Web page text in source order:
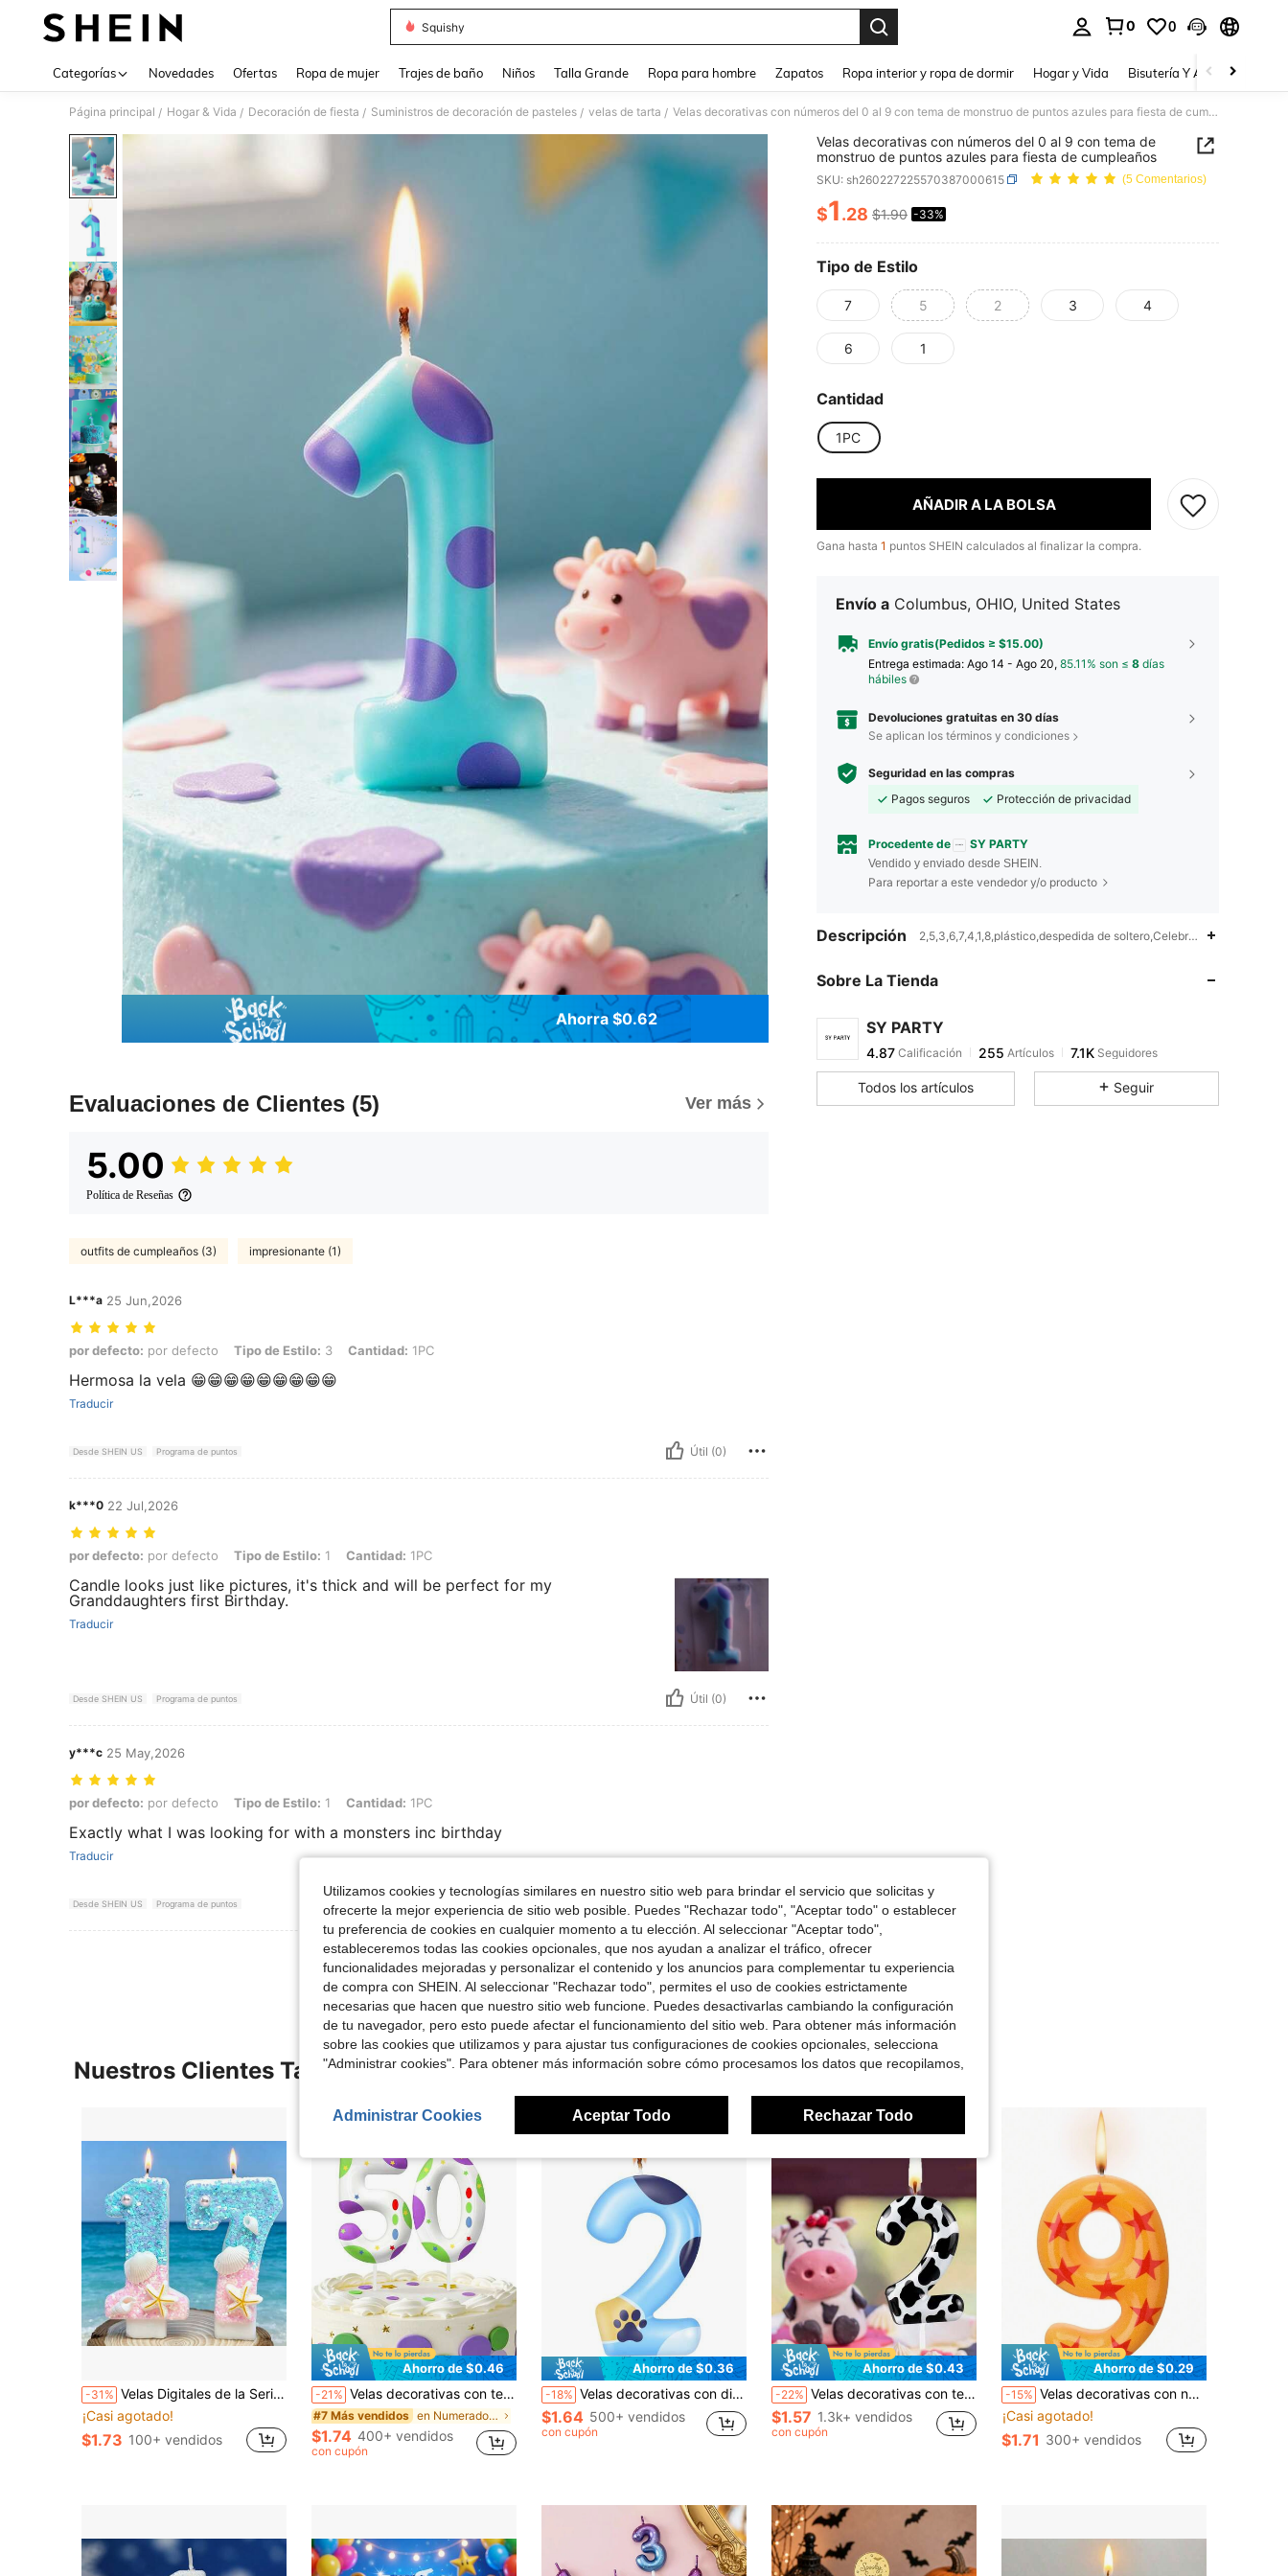
Squishy
0 0
Categorías Novedades Ofertas Ropa de mujer Trajes de baño Niños Talla Grande Ropa para hombre Zapatos Ropa interior y ropa de dormir Hogar y Vida Bisutería Y Accesorios
Página principal / Hogar & Vida / Decoración de fiesta / Suministros de decoración de pasteles / velas de tarta / Velas decorativas con números del 0 al 9 con tema de monstruo de puntos azules para fiesta de cumpleaños
Ahorra $0.62
Evaluaciones de Clientes (5) Ver más
5.00
Política de Reseñas
outfits de cumpleaños (3) impresionante (1)
L***a 25 Jun,2026
por defecto: por defecto, Tipo de Estilo: 3, Cantidad: 1PC
por defecto: por defecto Tipo de Estilo: 3 Cantidad: 1PC
Hermosa la vela 😁😁😁😁😁😁😁😁😁
Traducir
Desde SHEIN US Programa de puntos Útil (0)
k***0 22 Jul,2026
por defecto: por defecto, Tipo de Estilo: 1, Cantidad: 1PC
por defecto: por defecto Tipo de Estilo: 1 Cantidad: 1PC
Candle looks just like pictures, it's thick and will be perfect for my
Granddaughters first Birthday.
Traducir
Desde SHEIN US Programa de puntos Útil (0)
y***c 25 May,2026
por defecto: por defecto, Tipo de Estilo: 1, Cantidad: 1PC
por defecto: por defecto Tipo de Estilo: 1 Cantidad: 1PC
Exactly what I was looking for with a monsters inc birthday
Traducir
Desde SHEIN US Programa de puntos Útil (0)
Ver Más Reseñas
Velas decorativas con números del 0 al 9 con tema de
monstruo de puntos azules para fiesta de cumpleaños
SKU: sh260227225570387000615 (5 Comentarios)
PRICE AND AVAILABILITY
$1.28 $1.90 -33%
Tipo de Estilo
7 5 2 3 4
6 1
Cantidad
1PC
AÑADIR A LA BOLSA
Gana hasta 1 puntos SHEIN calculados al finalizar la compra.
Envío a Columbus, OHIO, United States
Envío gratis(Pedidos ≥ $15.00)
Entrega estimada: Ago 14 - Ago 20, 85.11% son ≤ 8 días
hábiles
Devoluciones gratuitas en 30 días
Se aplican los términos y condiciones
Seguridad en las compras
Pagos seguros
Protección de privacidad
Procedente de SY PARTY
Vendido y enviado desde SHEIN.
Para reportar a este vendedor y/o producto
Descripción 2,5,3,6,7,4,1,8,plástico,despedida de soltero,Celebración de días
Sobre La Tienda
SY PARTY
4.87
4.87 Calificación
m***4pagó Hace 1 día
4.87
Todos los artículos Seguir
Nuestros Clientes También Vieron
-31% Velas Digitales de la Serie Oceánica Azul Playa 0-9, Adecuadas para Adornos de Pastel de Cumpleaños, Fiestas Festivas, Fiestas de Cumpleaños, Fiestas para Adultos, Ceremonias de Graduación
¡Casi agotado!
$1.73 100+ vendidos
Ahorro de $0.46
-21% Velas decorativas con tema de cumpleaños de aniversario de estilo anime con lunares y números del 0 al 9, color morado y verde
#7 Más vendidos en Numerado Velas para pastel de cumpleaños
$1.74 400+ vendidos
con cupón
Ahorro de $0.36
-18% Velas decorativas con diseño de pata de perro azul y pata de gato con números del 0 al 9 para fiesta de cumpleaños, tema de mascotas, de vuelta a la escuela, Día de San Valentín
$1.64 500+ vendidos
con cupón
Ahorro de $0.43
-22% Velas decorativas con temática de animales para celebración de cumpleaños o aniversario, con estampado de manchas de vaca en blanco y negro y números del 0 al 9
$1.57 1.3k+ vendidos
con cupón
Ahorro de $0.29
-15% Velas decorativas con números del 0 al 9 en forma de estrellas naranjas y tema de dibujos animados para decorar tartas de cumpleaños
¡Casi agotado!
$1.71 300+ vendidos
Utilizamos cookies y tecnologías similares en nuestro sitio web para brindar el servicio que solicitas y
ofrecerte la mejor experiencia de sitio web posible. Puedes "Rechazar todo", "Aceptar todo" o establecer
tu preferencia de cookies en cualquier momento a tu elección. Al seleccionar "Aceptar todo",
estableceremos todas las cookies opcionales, que nos ayudan a analizar el tráfico, ofrecer
funcionalidades mejoradas y personalizar el contenido y los anuncios para complementar tu experiencia
de compra con SHEIN. Al seleccionar "Rechazar todo", permites el uso de cookies estrictamente
necesarias que hacen que nuestro sitio web funcione. Puedes desactivarlas cambiando la configuración
de tu navegador, pero esto puede afectar el funcionamiento del sitio web. Para obtener más información
sobre las cookies que utilizamos y para ajustar tus configuraciones de cookies opcionales, selecciona
"Administrar cookies". Para obtener más información sobre cómo procesamos los datos que recopilamos,
Administrar Cookies Aceptar Todo Rechazar Todo